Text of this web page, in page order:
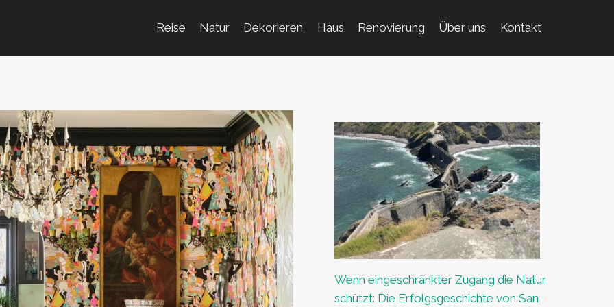
Reise Natur Dekorieren Haus Renovierung Über uns Kontakt
Wenn eingeschränkter Zugang die Natur
schützt: Die Erfolgsgeschichte von San